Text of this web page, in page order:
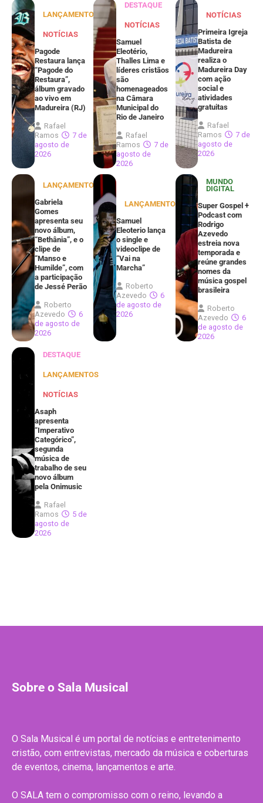
LANÇAMENTOS
NOTÍCIAS
Pagode
Restaura lança
“Pagode do
Restaura”,
álbum gravado
ao vivo em
Madureira (RJ)
Rafael
Ramos
7 de
agosto de
2026
DESTAQUE
NOTÍCIAS
Samuel
Eleotério,
Thalles Lima e
líderes cristãos
são
homenageados
na Câmara
Municipal do
Rio de Janeiro
Rafael
Ramos
7 de
agosto de
2026
NOTÍCIAS
Primeira Igreja
Batista de
Madureira
realiza o
Madureira Day
com ação
social e
atividades
gratuitas
Rafael
Ramos
7 de
agosto de
2026
LANÇAMENTOS
Gabriela
Gomes
apresenta seu
novo álbum,
“Bethânia”, e o
clipe de
“Manso e
Humilde”, com
a participação
de Jessé Perão
Roberto
Azevedo
6
de agosto de
2026
LANÇAMENTOS
Samuel
Eleoterio lança
o single e
videoclipe de
“Vai na
Marcha”
Roberto
Azevedo
6
de agosto de
2026
MUNDO
DIGITAL
Super Gospel +
Podcast com
Rodrigo
Azevedo
estreia nova
temporada e
reúne grandes
nomes da
música gospel
brasileira
Roberto
Azevedo
6
de agosto de
2026
DESTAQUE
LANÇAMENTOS
NOTÍCIAS
Asaph
apresenta
“Imperativo
Categórico”,
segunda
música de
trabalho de seu
novo álbum
pela Onimusic
Rafael
Ramos
5 de
agosto de
2026
Sobre o Sala Musical
O Sala Musical é um portal de notícias e entretenimento
cristão, com entrevistas, mercado da música e coberturas
de eventos, cinema, lançamentos e arte.
O SALA tem o compromisso com o reino, levando a